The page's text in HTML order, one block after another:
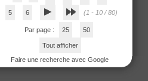
5 6 (1 - 10 / 80)
Par page : 25 50
Tout afficher
Faire une recherche avec Google